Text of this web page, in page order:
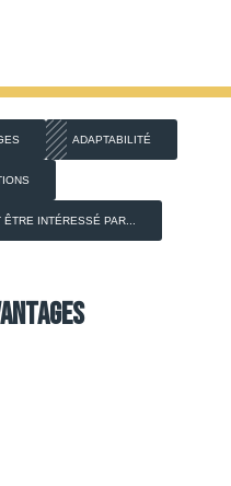
ADAPTABILITÉ
INTÉRESSÉ PAR...